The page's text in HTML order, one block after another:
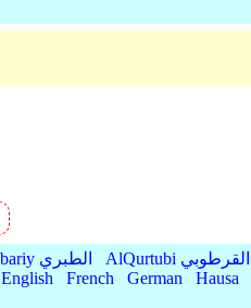
AtTabariy الطبري AlQurtubi القرطوبي
English French German Hausa